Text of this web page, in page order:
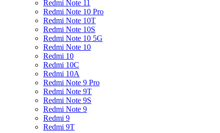
Redmi Note 11
Redmi Note 10 Pro
Redmi Note 10T
Redmi Note 10S
Redmi Note 10 5G
Redmi Note 10
Redmi 10
Redmi 10C
Redmi 10A
Redmi Note 9 Pro
Redmi Note 9T
Redmi Note 9S
Redmi Note 9
Redmi 9
Redmi 9T